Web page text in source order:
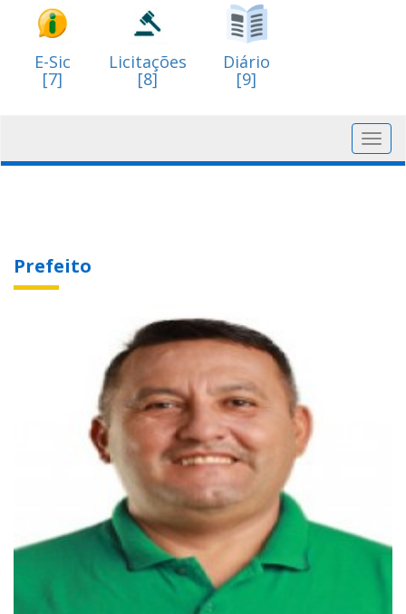
E-Sic
[7]
Licitações
[8]
Diário
[9]
Prefeito